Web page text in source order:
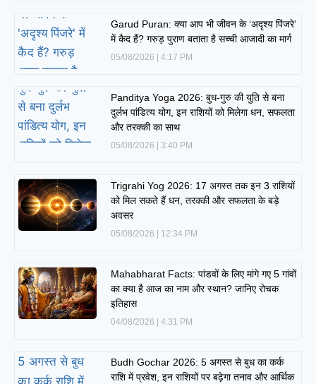
Garud Puran: क्या आप भी जीवन के ‘अदृश्य पिंजरे’
में कैद हैं? गरुड़ पुराण बताता है सच्ची आजादी का मार्ग
05/08/2026 4:17 PM
Panditya Yoga 2026: बुध-गुरु की युति से बना
दुर्लभ पांडित्य योग, इन राशियों को मिलेगा धन, सफलता
और तरक्की का साथ
05/08/2026 3:40 PM
Trigrahi Yog 2026: 17 अगस्त तक इन 3 राशियों
को मिल सकते हैं धन, तरक्की और सफलता के बड़े
अवसर
05/08/2026 12:34 PM
Mahabharat Facts: पांडवों के लिए मांगे गए 5 गांवों
का क्या है आज का नाम और स्थान? जानिए रोचक
इतिहास
04/08/2026 4:31 PM
Budh Gochar 2026: 5 अगस्त से बुध का कर्क
राशि में प्रवेश, इन राशियों पर बढ़ेगा तनाव और आर्थिक